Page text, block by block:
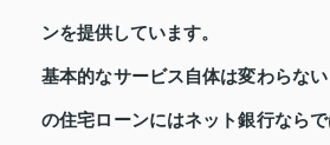
ンを提供しています。
基本的なサービス自体は変わらな
の住宅ローンにはネット銀行なら